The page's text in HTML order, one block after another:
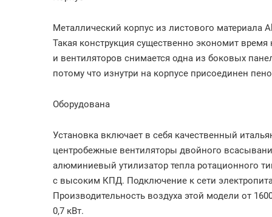
Металлический корпус из листового материала
Такая конструкция существенно экономит
и вентиляторов снимается одна из боковых
потому что изнутри на корпусе присоединен
Оборудована
Установка включает в себя качественный
центробежные вентиляторы двойного
алюминиевый утилизатор тепла ротационного
с высоким КПД. Подключение к сети
Производительность воздуха этой модели от
0,7 кВт.